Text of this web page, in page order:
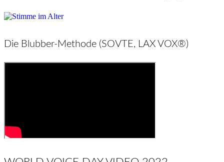
Die Blubber-Methode (SOVTE, LAX VOX®)